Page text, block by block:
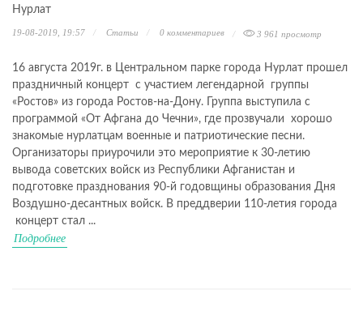
Нурлат
19-08-2019, 19:57 Статьи 0 комментариев 3 961 просмотр
16 августа 2019г. в Центральном парке города Нурлат прошел
праздничный концерт с участием легендарной группы
«Ростов» из города Ростов-на-Дону. Группа выступила с
программой «От Афгана до Чечни», где прозвучали хорошо
знакомые нурлатцам военные и патриотические песни.
Организаторы приурочили это мероприятие к 30-летию
вывода советских войск из Республики Афганистан и
подготовке празднования 90-й годовщины образования Дня
Воздушно-десантных войск. В преддверии 110-летия города
концерт стал ...
Подробнее